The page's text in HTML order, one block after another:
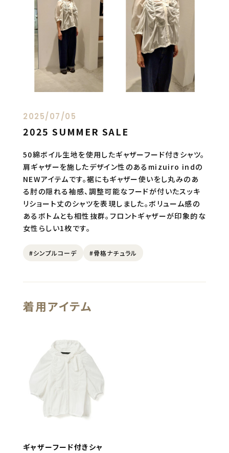
2025/07/05
2025 SUMMER SALE
50綿ボイル生地を使用したギャザーフード付きシャツ。
肩ギャザーを施したデザイン性のあるmizuiro indの
NEWアイテムです。裾にもギャザー使いをし丸みのあ
る肘の隠れる袖感、調整可能なフードが付いたスッキ
リショート丈のシャツを表現しました。ボリューム感の
あるボトムとも相性抜群。フロントギャザーが印象的な
女性らしい1枚です。
#シンプルコーデ #骨格ナチュラル
着用アイテム
ギャザーフード付きシャ